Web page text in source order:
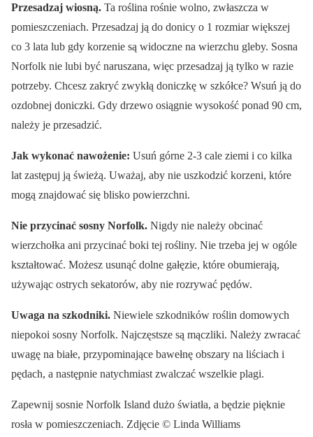
Przesadzaj wiosną. Ta roślina rośnie wolno, zwłaszcza w
pomieszczeniach. Przesadzaj ją do donicy o 1 rozmiar większej
co 3 lata lub gdy korzenie są widoczne na wierzchu gleby. Sosna
Norfolk nie lubi być naruszana, więc przesadzaj ją tylko w razie
potrzeby. Chcesz zakryć zwykłą doniczkę w szkółce? Wsuń ją do
ozdobnej doniczki. Gdy drzewo osiągnie wysokość ponad 90 cm,
należy je przesadzić.
Jak wykonać nawożenie: Usuń górne 2-3 cale ziemi i co kilka
lat zastępuj ją świeżą. Uważaj, aby nie uszkodzić korzeni, które
mogą znajdować się blisko powierzchni.
Nie przycinać sosny Norfolk. Nigdy nie należy obcinać
wierzchołka ani przycinać boki tej rośliny. Nie trzeba jej w ogóle
kształtować. Możesz usunąć dolne gałęzie, które obumierają,
używając ostrych sekatorów, aby nie rozrywać pędów.
Uwaga na szkodniki. Niewiele szkodników roślin domowych
niepokoi sosny Norfolk. Najczęstsze są mączliki. Należy zwracać
uwagę na białe, przypominające bawełnę obszary na liściach i
pędach, a następnie natychmiast zwalczać wszelkie plagi.
Zapewnij sosnie Norfolk Island dużo światła, a będzie pięknie
rosła w pomieszczeniach. Zdjęcie © Linda Williams